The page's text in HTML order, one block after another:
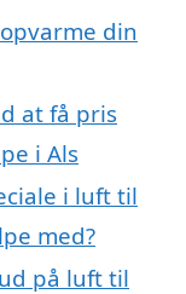
din
at få pris
i Als
i luft til
med?
på luft til